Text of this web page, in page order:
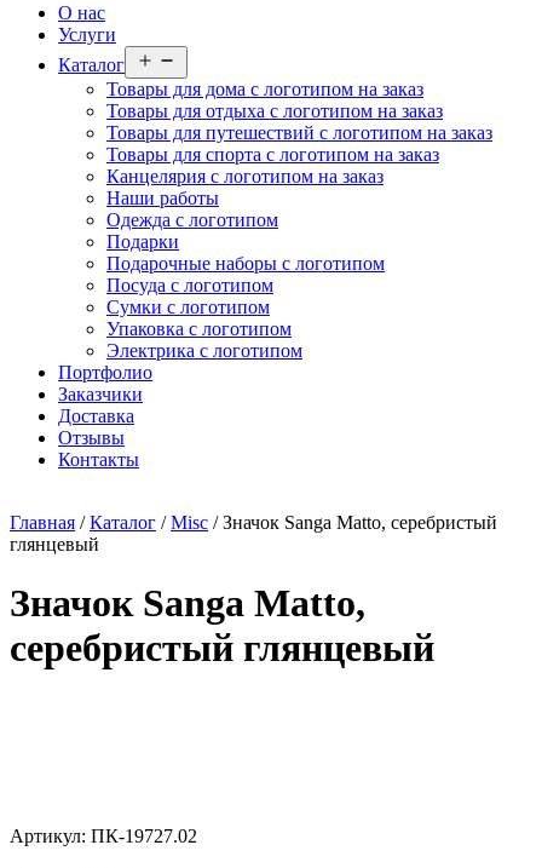
О нас
Услуги
Каталог
меню
Товары для дома с логотипом на заказ
Товары для отдыха с логотипом на заказ
Товары для путешествий с логотипом на заказ
Товары для спорта с логотипом на заказ
Канцелярия с логотипом на заказ
Наши работы
Одежда с логотипом
Подарки
Подарочные наборы с логотипом
Посуда с логотипом
Сумки с логотипом
Упаковка с логотипом
Электрика с логотипом
Портфолио
Заказчики
Доставка
Отзывы
Контакты
Главная /Каталог /Misc / Значок Sanga Matto, серебристый
глянцевый
Значок Sanga Matto,
серебристый глянцевый
Артикул: ПК-19727.02